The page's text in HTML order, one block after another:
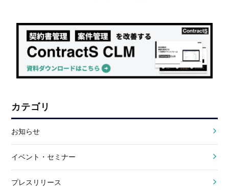
カテゴリ
お知らせ
イベント・セミナー
プレスリリース